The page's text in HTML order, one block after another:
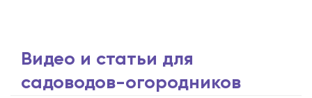
Видео и статьи для
садоводов-огородников